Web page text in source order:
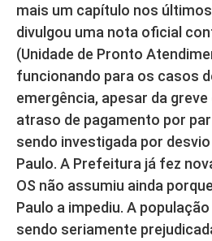
mais um capítulo nos
divulgou uma nota oficial
(Unidade de Pronto
funcionando para os casos
emergência, apesar da
atraso de pagamento por
sendo investigada por
Paulo. A Prefeitura já fez
OS não assumiu ainda
Paulo a impediu. A
sendo seriamente